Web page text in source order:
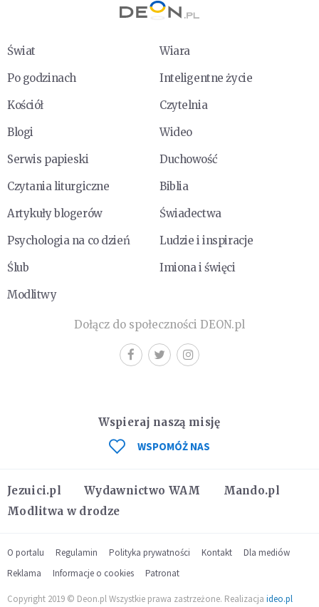
Świat
Wiara
Po godzinach
Inteligentne życie
Kościół
Czytelnia
Blogi
Wideo
Serwis papieski
Duchowość
Czytania liturgiczne
Biblia
Artykuły blogerów
Świadectwa
Psychologia na co dzień
Ludzie i inspiracje
Ślub
Imiona i święci
Modlitwy
Dołącz do społeczności DEON.pl
Jezuici.pl Wydawnictwo WAM
Mando.pl
Modlitwa w drodze
Wspieraj naszą misję
WSPOMÓŻ NAS
O portalu Regulamin Polityka prywatności Kontakt
Dla mediów
Reklama
Informacje o cookies Patronat
Copyright 2019 © Deon.pl Wszystkie prawa zastrzeżone. Realizacja ideo.pl